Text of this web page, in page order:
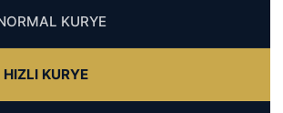
KURYE
KURYE